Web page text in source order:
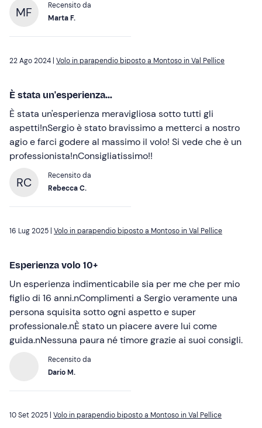
MF
Recensito da
Marta F.
22 Ago 2024 | Volo in parapendio biposto a Montoso in Val Pellice
È stata un'esperienza...
È stata un'esperienza meravigliosa sotto tutti gli
aspetti!nSergio è stato bravissimo a metterci a nostro
agio e farci godere al massimo il volo! Si vede che è un
professionista!nConsigliatissimo!!
RC
Recensito da
Rebecca C.
16 Lug 2025 | Volo in parapendio biposto a Montoso in Val Pellice
Esperienza volo 10+
Un esperienza indimenticabile sia per me che per mio
figlio di 16 anni.nComplimenti a Sergio veramente una
persona squisita sotto ogni aspetto e super
professionale.nÈ stato un piacere avere lui come
guida.nNessuna paura né timore grazie ai suoi consigli.
Recensito da
Dario M.
10 Set 2025 | Volo in parapendio biposto a Montoso in Val Pellice